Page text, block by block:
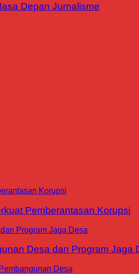
Depan Jurnalisme
Pemberantasan Korupsi
Desa dan Program Jaga